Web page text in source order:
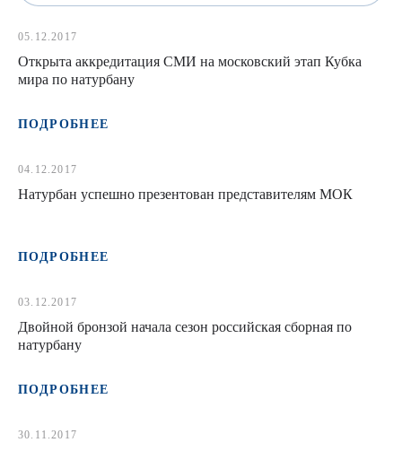
05.12.2017
Открыта аккредитация СМИ на московский этап Кубка
мира по натурбану
ПОДРОБНЕЕ
04.12.2017
Натурбан успешно презентован представителям МОК
ПОДРОБНЕЕ
03.12.2017
Двойной бронзой начала сезон российская сборная по
натурбану
ПОДРОБНЕЕ
30.11.2017